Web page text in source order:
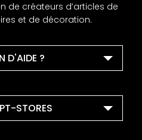
de créateurs d’articles de
et de décoration.
D'AIDE ?
STORES